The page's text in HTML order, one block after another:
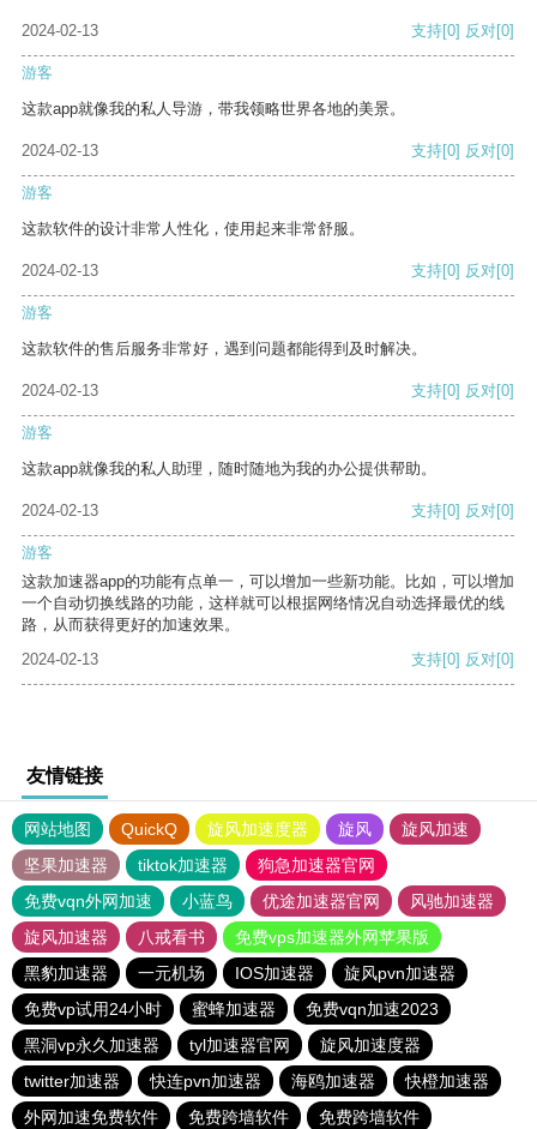
2024-02-13 支持[0] 反对[0]
游客
这款app就像我的私人导游，带我领略世界各地的美景。
2024-02-13 支持[0] 反对[0]
游客
这款软件的设计非常人性化，使用起来非常舒服。
2024-02-13 支持[0] 反对[0]
游客
这款软件的售后服务非常好，遇到问题都能得到及时解决。
2024-02-13 支持[0] 反对[0]
游客
这款app就像我的私人助理，随时随地为我的办公提供帮助。
2024-02-13 支持[0] 反对[0]
游客
这款加速器app的功能有点单一，可以增加一些新功能。比如，可以增加
一个自动切换线路的功能，这样就可以根据网络情况自动选择最优的线
路，从而获得更好的加速效果。
2024-02-13
支持[0] 反对[0]
友情链接
网站地图 QuickQ 旋风加速度器 旋风
旋风加速
坚果加速器
tiktok加速器
狗急加速器官网
免费vqn外网加速
小蓝鸟 优途加速器官网
风驰加速器
旋风加速器
八戒看书
免费vps加速器外网苹果版
黑豹加速器
一元机场 IOS加速器
旋风pvn加速器
免费vp试用24小时
蜜蜂加速器
免费vqn加速2023
黑洞vp永久加速器
tyl加速器官网
旋风加速度器
twitter加速器
快连pvn加速器 海鸥加速器
快橙加速器
外网加速免费软件
免费跨墙软件 免费跨墙软件